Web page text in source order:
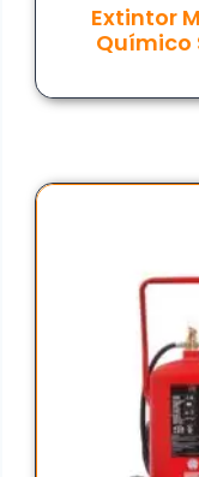
Extintor
Químico